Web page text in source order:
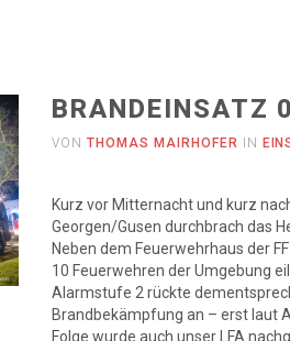
BRANDEINSATZ
VONTHOMAS MAIRHOFER IN
Kurz vor Mitternacht und kurz
Georgen/Gusen durchbrach das
Neben dem Feuerwehrhaus der
10 Feuerwehren der Umgebung
Alarmstufe 2 rückte
Brandbekämpfung an – erst laut
Folge wurde auch unser LFA